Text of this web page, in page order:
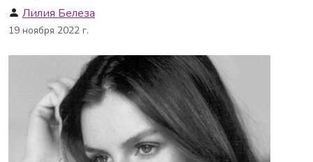
Лилия Белеза
19 ноября 2022 г.